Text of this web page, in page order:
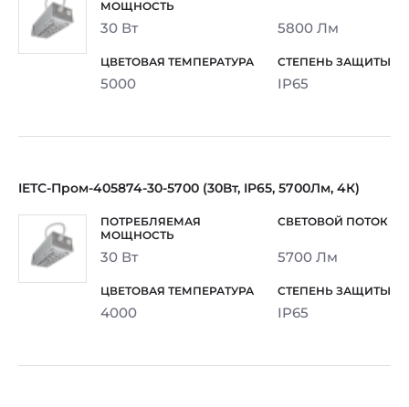
30 Вт 5800 Лм
5000 IP65
IETC-Пром-405874-30-5700 (30Вт, IP65, 5700Лм, 4К)
30 Вт 5700 Лм
4000 IP65